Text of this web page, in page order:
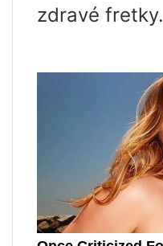
zdravé fretky.